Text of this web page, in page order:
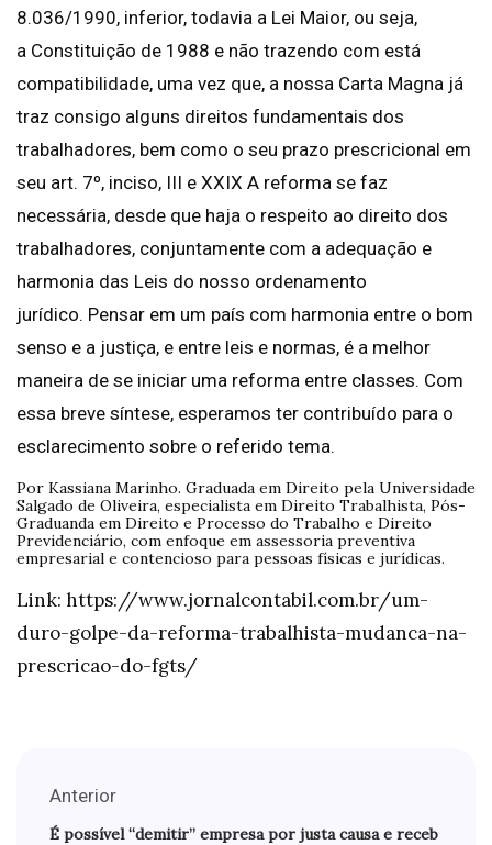
8.036/1990, inferior, todavia a Lei Maior, ou seja,
a Constituição de 1988 e não trazendo com está
compatibilidade, uma vez que, a nossa Carta Magna já
traz consigo alguns direitos fundamentais dos
trabalhadores, bem como o seu prazo prescricional em
seu art. 7º, inciso, III e XXIX A reforma se faz
necessária, desde que haja o respeito ao direito dos
trabalhadores, conjuntamente com a adequação e
harmonia das Leis do nosso ordenamento
jurídico. Pensar em um país com harmonia entre o bom
senso e a justiça, e entre leis e normas, é a melhor
maneira de se iniciar uma reforma entre classes. Com
essa breve síntese, esperamos ter contribuído para o
esclarecimento sobre o referido tema.
Por Kassiana Marinho. Graduada em Direito pela Universidade
Salgado de Oliveira, especialista em Direito Trabalhista, Pós-
Graduanda em Direito e Processo do Trabalho e Direito
Previdenciário, com enfoque em assessoria preventiva
empresarial e contencioso para pessoas físicas e jurídicas.
Link: https://www.jornalcontabil.com.br/um-
duro-golpe-da-reforma-trabalhista-mudanca-na-
prescricao-do-fgts/
Anterior
É possível “demitir” empresa por justa causa e receb